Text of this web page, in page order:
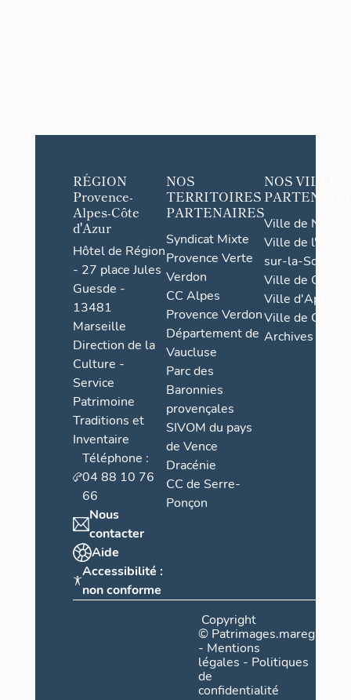
RÉGION
Provence-
Alpes-Côte
d'Azur
Hôtel de Région
- 27 place Jules
Guesde -
13481
Marseille
Direction de la
Culture -
Service
Patrimoine
Traditions et
Inventaire
Téléphone :
04 88 10 76
66
Nous
contacter
Aide
Accessibilité :
non conforme
NOS
TERRITOIRES
PARTENAIRES
Syndicat Mixte
Provence Verte
Verdon
CC Alpes
Provence Verdon
Département de
Vaucluse
Parc des
Baronnies
provençales
SIVOM du pays
de Vence
Dracénie
CC de Serre-
Ponçon
NOS VILLES
Ville de Nice
Ville de l'Isle-
sur-la-Sorgue
Ville de Grasse
Ville d'Apt
Ville de
Archives
Copyright
©
- Mentions
légales - Politiques
de
confidentialité